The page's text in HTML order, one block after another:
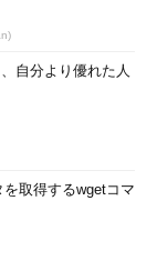
自分より優れた人
取得するwgetコマ